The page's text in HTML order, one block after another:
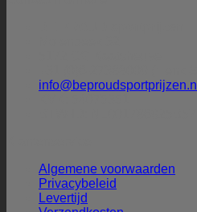
info@beproudsportprijzen.nl
Algemene voorwaarden
Privacybeleid
Levertijd